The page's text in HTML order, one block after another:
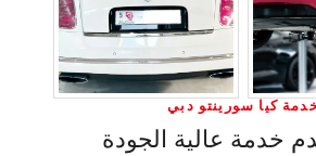
كيا سورينتو دبي
خدمة عالية الجودة